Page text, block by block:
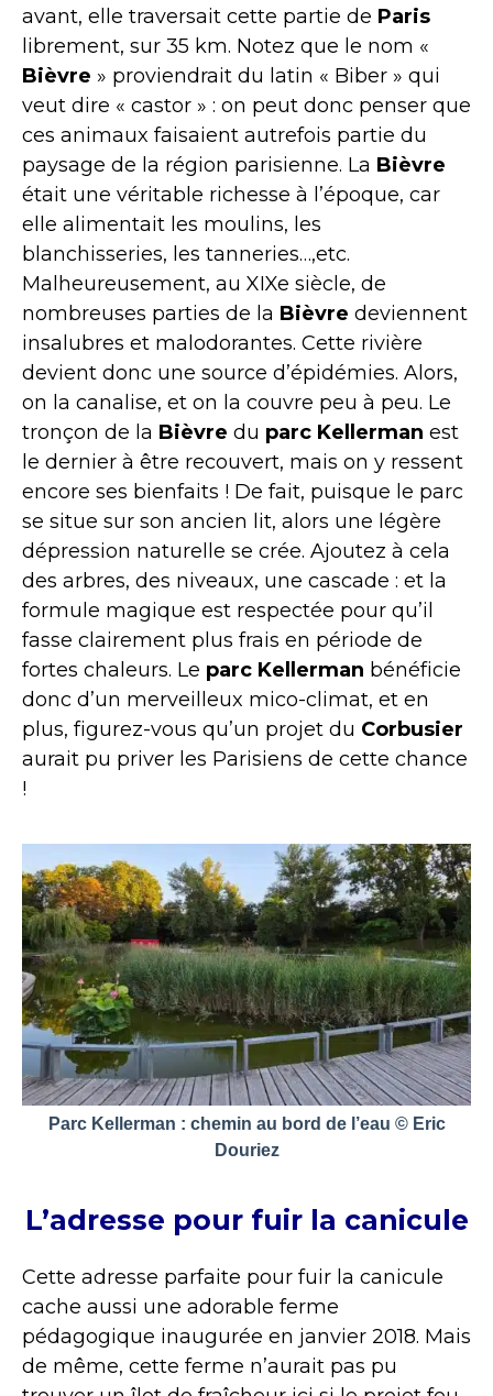
avant, elle traversait cette partie de Paris
librement, sur 35 km. Notez que le nom «
Bièvre » proviendrait du latin « Biber » qui
veut dire « castor » : on peut donc penser que
ces animaux faisaient autrefois partie du
paysage de la région parisienne. La Bièvre
était une véritable richesse à l’époque, car
elle alimentait les moulins, les
blanchisseries, les tanneries…,etc.
Malheureusement, au XIXe siècle, de
nombreuses parties de la Bièvre deviennent
insalubres et malodorantes. Cette rivière
devient donc une source d’épidémies. Alors,
on la canalise, et on la couvre peu à peu. Le
tronçon de la Bièvre du parc Kellerman est
le dernier à être recouvert, mais on y ressent
encore ses bienfaits ! De fait, puisque le parc
se situe sur son ancien lit, alors une légère
dépression naturelle se crée. Ajoutez à cela
des arbres, des niveaux, une cascade : et la
formule magique est respectée pour qu’il
fasse clairement plus frais en période de
fortes chaleurs. Le parc Kellerman bénéficie
donc d’un merveilleux mico-climat, et en
plus, figurez-vous qu’un projet du Corbusier
aurait pu priver les Parisiens de cette chance
!
Parc Kellerman : chemin au bord de l’eau © Eric
Douriez
L’adresse pour fuir la canicule
Cette adresse parfaite pour fuir la canicule
cache aussi une adorable ferme
pédagogique inaugurée en janvier 2018. Mais
de même, cette ferme n’aurait pas pu